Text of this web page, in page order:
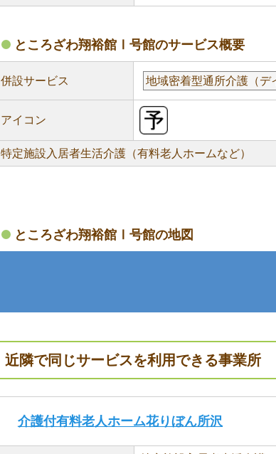
ところざわ翔裕館Ⅰ号館のサービス概要
併設サービス 地域密着型通所介護（デ
アイコン
特定施設入居者生活介護（有料老人ホームなど）
ところざわ翔裕館Ⅰ号館の地図
近隣で同じサービスを利用できる事業所
介護付有料老人ホーム花りぼん所沢